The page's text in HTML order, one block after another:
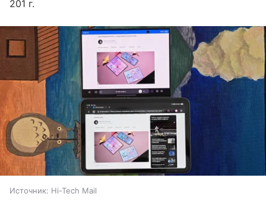
201 г.
Источник: Hi-Tech Mail